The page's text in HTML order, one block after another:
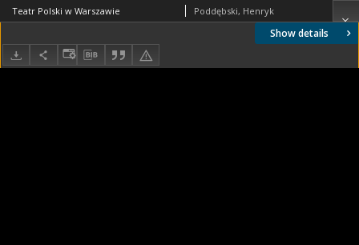
Show details
Teatr Polski w Warszawie Poddębski, Henryk